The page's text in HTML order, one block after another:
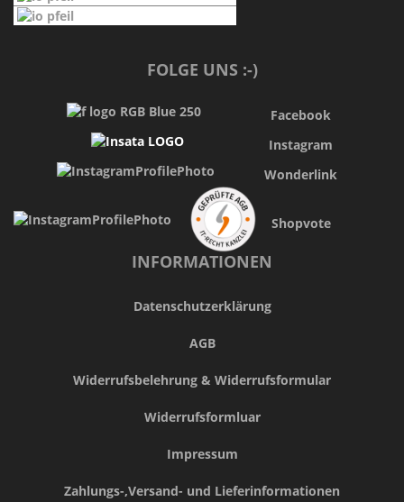
FOLGE UNS :-)
Facebook
Instagram
Wonderlink
Shopvote
INFORMATIONEN
Datenschutzerklärung
AGB
Widerrufsbelehrung & Widerrufsformular
Widerrufsformluar
Impressum
Zahlungs-,Versand- und Lieferinformationen